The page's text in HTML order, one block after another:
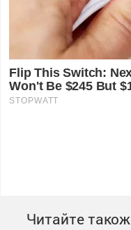
Читайте також